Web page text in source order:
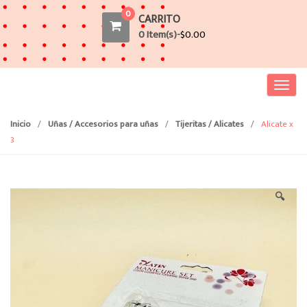
0 CARRITO
0 Item(s)-$0.00
T
g
n
a
Inicio / Uñas / Accesorios para uñas / Tijeritas / Alicates / Alicate x
3
🔍